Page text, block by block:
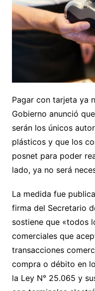
Pagar con tarjeta ya
Gobierno anunció
serán los únicos
plásticos y que los
posnet para poder
lado, ya no será
La medida fue
firma del Secretario
sostiene que «todos
comerciales que
transacciones
compra o débito en
la Ley N° 25.065 y